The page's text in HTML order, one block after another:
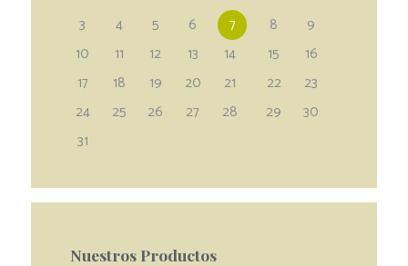
3
4 5 6 7 8
9
10
11 12 13 14 15
16
17
18 19 20 21 22
23
24
25 26 27 28 29
30
31
Nuestros Productos